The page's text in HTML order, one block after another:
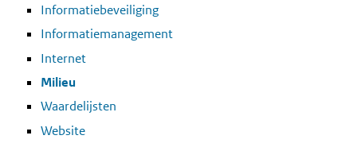
Informatiebeveiliging
Informatiemanagement
Internet
Milieu
Waardelijsten
Website